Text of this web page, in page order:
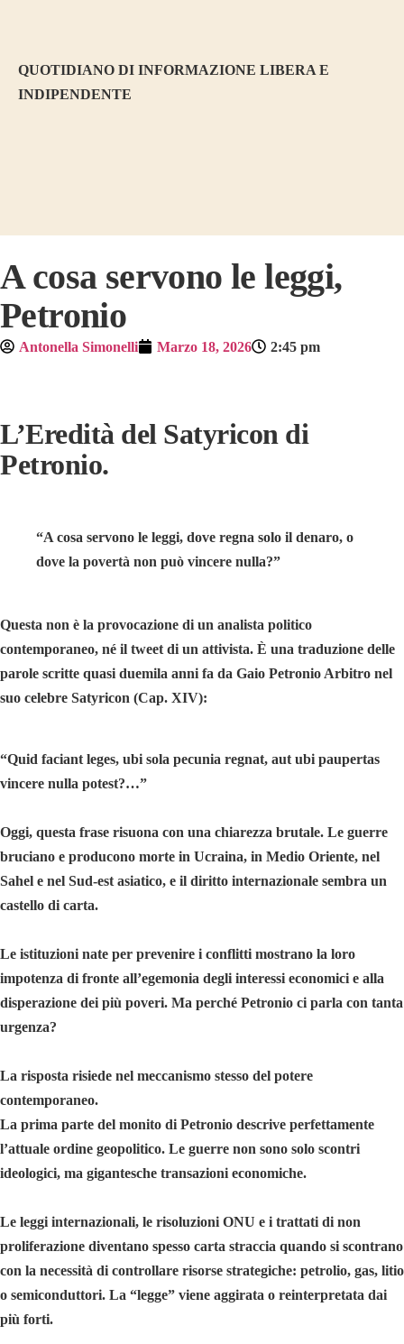
QUOTIDIANO DI INFORMAZIONE LIBERA E
INDIPENDENTE
A cosa servono le leggi,
Petronio
Antonella Simonelli Marzo 18, 2026 2:45 pm
L’Eredità del Satyricon di
Petronio.
“A cosa servono le leggi, dove regna solo il denaro, o
dove la povertà non può vincere nulla?”
Questa non è la provocazione di un analista politico
contemporaneo, né il tweet di un attivista. È una traduzione delle
parole scritte quasi duemila anni fa da Gaio Petronio Arbitro nel
suo celebre Satyricon (Cap. XIV):
“Quid faciant leges, ubi sola pecunia regnat, aut ubi paupertas
vincere nulla potest?…”
Oggi, questa frase risuona con una chiarezza brutale. Le guerre
bruciano e producono morte in Ucraina, in Medio Oriente, nel
Sahel e nel Sud-est asiatico, e il diritto internazionale sembra un
castello di carta.
Le istituzioni nate per prevenire i conflitti mostrano la loro
impotenza di fronte all’egemonia degli interessi economici e alla
disperazione dei più poveri. Ma perché Petronio ci parla con tanta
urgenza?
La risposta risiede nel meccanismo stesso del potere
contemporaneo.
La prima parte del monito di Petronio descrive perfettamente
l’attuale ordine geopolitico. Le guerre non sono solo scontri
ideologici, ma gigantesche transazioni economiche.
Le leggi internazionali, le risoluzioni ONU e i trattati di non
proliferazione diventano spesso carta straccia quando si scontrano
con la necessità di controllare risorse strategiche: petrolio, gas, litio
o semiconduttori. La “legge” viene aggirata o reinterpretata dai
più forti.